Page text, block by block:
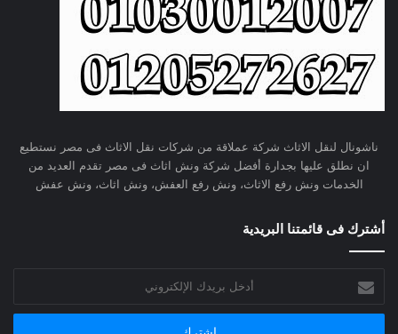
ناشونال لنقل الاثاث شركة عملاقة من شركات نقل الاثاث فى مصر نستطيع
ان نطلق عليها بجدارة أفضل شركة ونش اثاث فى مصر تقدم العديد من
الخدمات ونش رفع الاثاث، ونش رفع العفش، ونش اثاث، ونش عفش
أشترك فى قائمتنا البريدية
بريدك
الإلكتروني